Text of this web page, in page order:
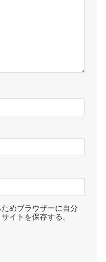
めブラウザーに自分
イトを保存する。